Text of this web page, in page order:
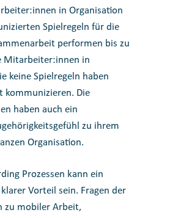
in Organisation
Spielregeln für die
performen bis zu
Mitarbeiter:innen in
keine Spielregeln haben
kommunizieren. Die
haben auch ein
zu ihrem
Organisation.
Prozessen kann ein
Vorteil sein. Fragen der
zu mobiler Arbeit,